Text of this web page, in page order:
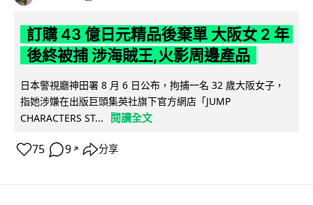
訂購 43 億日元精品後棄單 大阪女 2 年
後終被捕 涉海賊王,火影周邊產品
日本警視廳神田署 8 月 6 日公布，拘捕一名 32 歲大阪女子，
指她涉嫌在出版巨頭集英社旗下官方網店「JUMP
CHARACTERS ST...
閱讀全文
75 9 ↗ 分享